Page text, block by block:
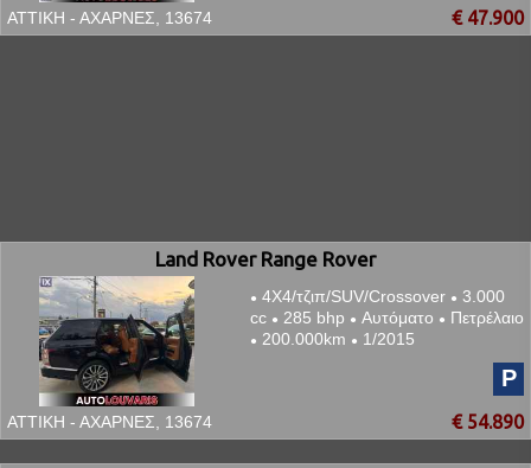
ΑΤΤΙΚΗ - ΑΧΑΡΝΕΣ, 13674 € 47.900
Land Rover Range Rover
● 4Χ4/τζιπ/SUV/Crossover ● 3.000
cc ● 285 bhp ● Αυτόματο ● Πετρέλαιο
● 200.000km ● 1/2015
P
ΑΤΤΙΚΗ - ΑΧΑΡΝΕΣ, 13674 € 54.890